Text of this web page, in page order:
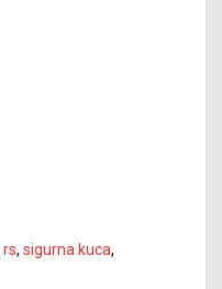
rs, sigurna kuca,